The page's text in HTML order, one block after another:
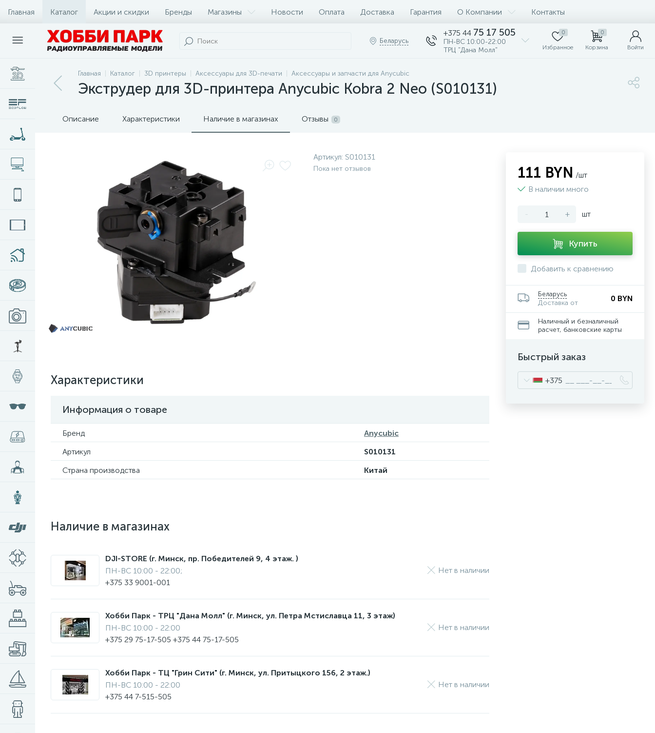
Главная Каталог Акции и скидки Бренды Магазины Новости Оплата Доставка Гарантия О Компании Контакты
Беларусь
+375 44 75 17 505
ПН-ВС 10:00-22:00
ТРЦ "Дана Молл"
0
Избранное
0
Корзина Войти
Главная Каталог 3D принтеры Аксессуары для 3D-печати Аксессуары и запчасти для Anycubic
Экструдер для 3D-принтера Anycubic Kobra 2 Neo (S010131)
Описание Характеристики Наличие в магазинах Отзывы 0
Артикул: S010131
Пока нет отзывов
Характеристики
Информация о товаре
Бренд
Anycubic
Артикул
S010131
Страна производства
Китай
Наличие в магазинах
DJI-STORE (г. Минск, пр. Победителей 9, 4 этаж. )
ПН-ВС 10:00 - 22:00;
+375 33 9001-001
Нет в наличии
Хобби Парк - ТРЦ "Дана Молл" (г. Минск, ул. Петра Мстиславца 11, 3 этаж)
ПН-ВС 10:00 - 22:00
+375 29 75-17-505 +375 44 75-17-505
Нет в наличии
Хобби Парк - ТЦ "Грин Сити" (г. Минск, ул. Притыцкого 156, 2 этаж.)
ПН-ВС 10:00 - 22:00
+375 44 7-515-505
Нет в наличии
111 BYN /шт
В наличии много
- + шт
Купить
Добавить к сравнению
Беларусь
Доставка от
0 BYN
Наличный и безналичный
расчет, банковские карты
Быстрый заказ
+375